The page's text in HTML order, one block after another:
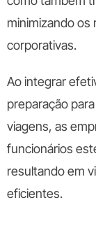
minimizando os
corporativas.
Ao integrar
preparação
viagens, as
funcionários
resultando em
eficientes.